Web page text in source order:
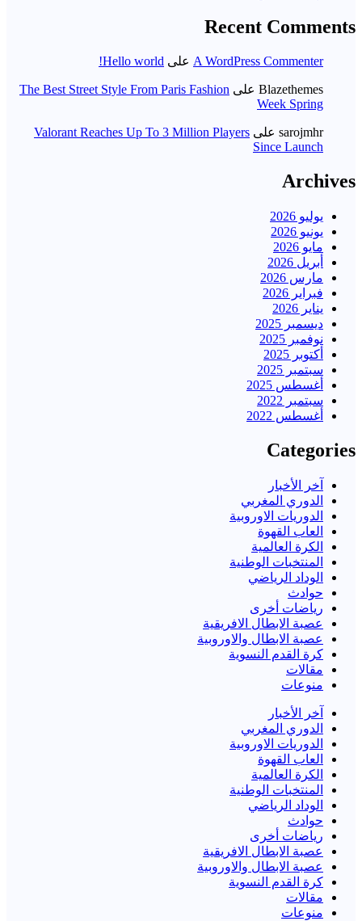
Recent Comments
A WordPress Commenter على Hello world!
Blazethemes على The Best Street Style From Paris Fashion
Week Spring
sarojmhr على Valorant Reaches Up To 3 Million Players
Since Launch
Archives
يوليو 2026
يونيو 2026
مايو 2026
أبريل 2026
مارس 2026
فبراير 2026
يناير 2026
ديسمبر 2025
نوفمبر 2025
أكتوبر 2025
سبتمبر 2025
أغسطس 2025
سبتمبر 2022
أغسطس 2022
Categories
آخر الأخبار
الدوري المغربي
الدوريات الاوروبية
العاب القهوة
الكرة العالمية
المنتخبات الوطنية
الوداد الرياضي
حوادث
رياضات أخرى
عصبة الابطال الافريقية
عصبة الابطال والاوروبية
كرة القدم النسوية
مقالات
منوعات
آخر الأخبار
الدوري المغربي
الدوريات الاوروبية
العاب القهوة
الكرة العالمية
المنتخبات الوطنية
الوداد الرياضي
حوادث
رياضات أخرى
عصبة الابطال الافريقية
عصبة الابطال والاوروبية
كرة القدم النسوية
مقالات
منوعات